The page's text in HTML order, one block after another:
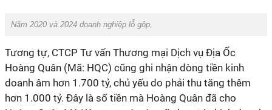
Năm 2020 và 2024 doanh nghiệp lỗ gộp.
Tương tự, CTCP Tư vấn Thương mại Dịch vụ Địa Ốc
Hoàng Quân (Mã: HQC) cũng ghi nhận dòng tiền kinh
doanh âm hơn 1.700 tỷ, chủ yếu do phải thu tăng thêm
hơn 1.000 tỷ. Đây là số tiền mà Hoàng Quân đã cho